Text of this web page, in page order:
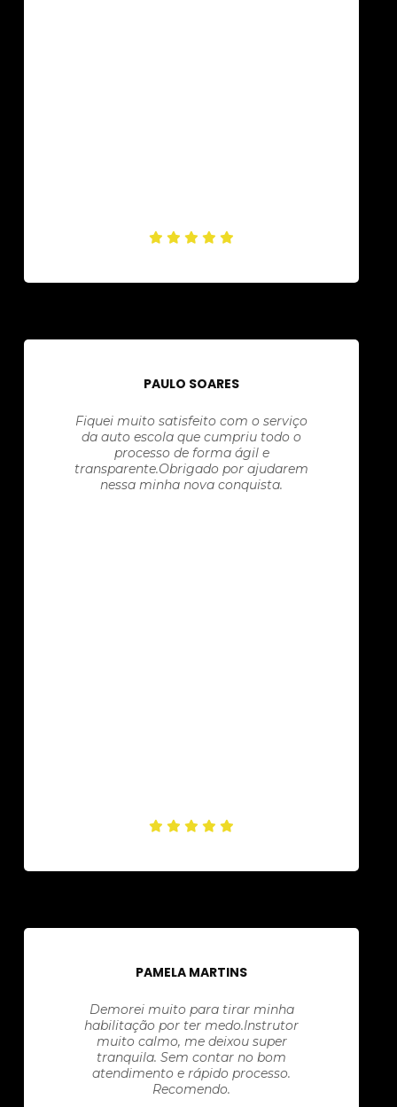
PAULO SOARES
Fiquei muito satisfeito com o serviço
da auto escola que cumpriu todo o
processo de forma ágil e
transparente.Obrigado por ajudarem
nessa minha nova conquista.
PAMELA MARTINS
Demorei muito para tirar minha
habilitação por ter medo.Instrutor
muito calmo, me deixou super
tranquila. Sem contar no bom
atendimento e rápido processo.
Recomendo.